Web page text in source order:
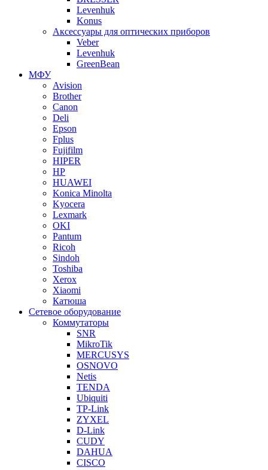
Levenhuk
Konus
Аксессуары для оптических приборов
Veber
Levenhuk
GreenBean
МФУ
Avision
Brother
Canon
Deli
Epson
Fplus
Fujifilm
HIPER
HP
HUAWEI
Konica Minolta
Kyocera
Lexmark
OKI
Pantum
Ricoh
Sindoh
Toshiba
Xerox
Xiaomi
Катюша
Сетевое оборудование
Коммутаторы
SNR
MikroTik
MERCUSYS
OSNOVO
Netis
TENDA
Ubiquiti
TP-Link
ZYXEL
D-Link
CUDY
DAHUA
CISCO